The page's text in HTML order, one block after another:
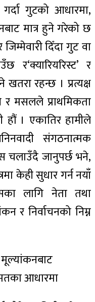
गुटको आधारमा,
मात्र हुने गरेको छ
दिँदा गुट वा
र‘क्यारियरिस्ट’ र
रहन्छ । प्रत्यक्ष
र मसलले प्राथमिकता
हौं । एकातिर हामीले
संगठनात्मक
चलाउँदै जानुपर्छ भने,
केही सुधार गर्न नयाँ
लागि नेता तथा
र निर्वाचनको निम्न
आधारमा